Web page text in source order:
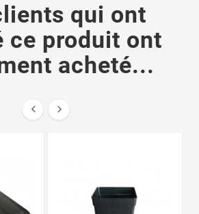
qui ont
ce produit ont
acheté...
 